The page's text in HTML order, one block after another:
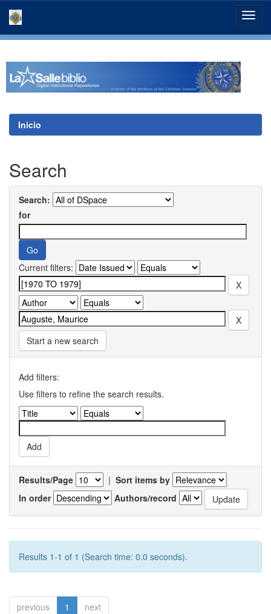
Inicio
Search
Search:
for
Current filters:
Start a new search
Add filters:
Use filters to refine the search results.
Results/Page | Sort items by
In order
Authors/record
Results 1-1 of 1 (Search time: 0.0 seconds).
previous 1 next